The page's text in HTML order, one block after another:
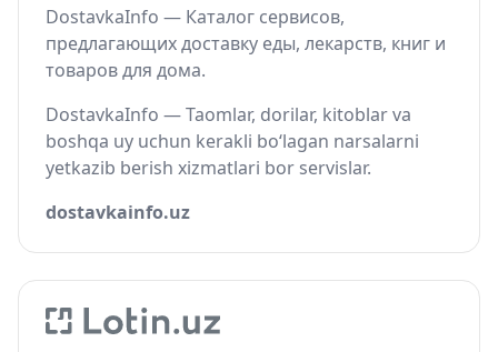
DostavkaInfo — Каталог сервисов,
предлагающих доставку еды, лекарств, книг и
товаров для дома.
DostavkaInfo — Taomlar, dorilar, kitoblar va
boshqa uy uchun kerakli bo‘lagan narsalarni
yetkazib berish xizmatlari bor servislar.
dostavkainfo.uz